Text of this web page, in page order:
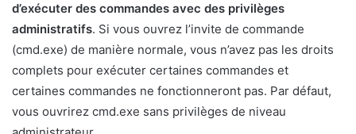
d’exécuter des commandes avec des privilèges
administratifs. Si vous ouvrez l’invite de commande
(cmd.exe) de manière normale, vous n’avez pas les droits
complets pour exécuter certaines commandes et
certaines commandes ne fonctionneront pas. Par défaut,
vous ouvrirez cmd.exe sans privilèges de niveau